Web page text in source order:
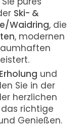
Ski- &
Waidring, die
, modernen
Erholung und
Sie in der
herzlichen
richtige
Genießen.